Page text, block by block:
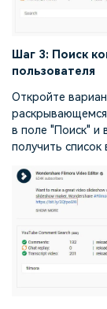
Шаг 3: Поиск
пользователя
Откройте
раскрывающемся
в поле "Поиск" и
получить